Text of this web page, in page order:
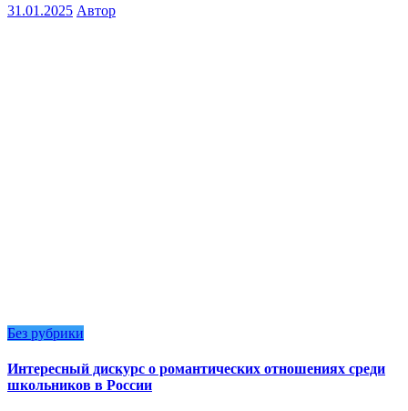
31.01.2025 Автор
Без рубрики
Интересный дискурс о романтических отношениях среди
школьников в России